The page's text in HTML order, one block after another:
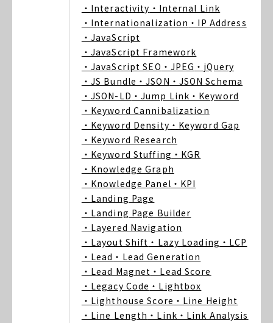
・Interactivity ・Internal Link
・Internationalization ・IP Address
・JavaScript
・JavaScript Framework
・JavaScript SEO ・JPEG ・jQuery
・JS Bundle ・JSON ・JSON Schema
・JSON-LD ・Jump Link ・Keyword
・Keyword Cannibalization
・Keyword Density ・Keyword Gap
・Keyword Research
・Keyword Stuffing ・KGR
・Knowledge Graph
・Knowledge Panel ・KPI
・Landing Page
・Landing Page Builder
・Layered Navigation
・Layout Shift ・Lazy Loading ・LCP
・Lead ・Lead Generation
・Lead Magnet ・Lead Score
・Legacy Code ・Lightbox
・Lighthouse Score ・Line Height
・Line Length ・Link ・Link Analysis